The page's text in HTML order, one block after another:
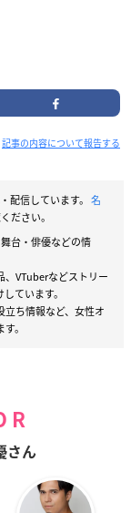
記事の内容について報告する
配信しています。 名
ださい。
台・俳優などの情
、VTuberなどストリー
ています。
ち情報など、女性オ
。
さん